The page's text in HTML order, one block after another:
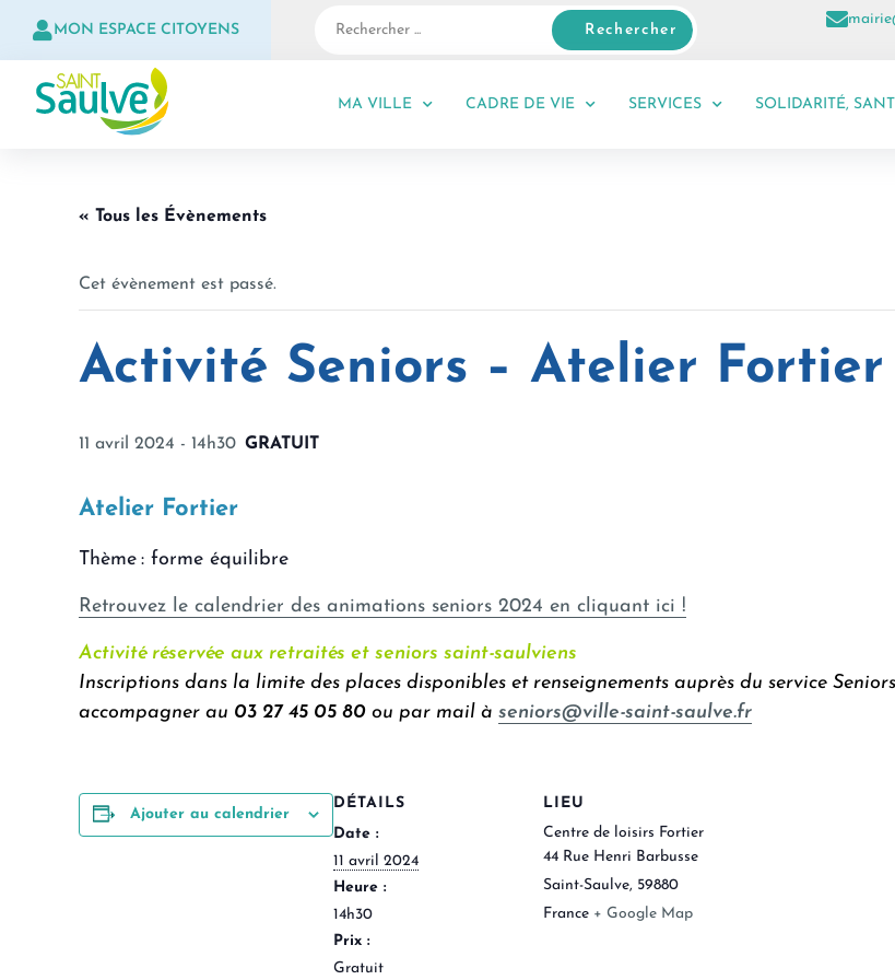
MON ESPACE CITOYENS Rechercher
MA VILLE CADRE DE VIE SERVICES SOLIDARITÉ,
« Tous les Évènements
Cet évènement est passé.
Activité Seniors – Atelier Fortier
11 avril 2024 - 14h30 GRATUIT
Atelier Fortier
Thème : forme équilibre
Retrouvez le calendrier des animations seniors 2024 en cliquant ici !
Activité réservée aux retraités et seniors saint-saulviens
Inscriptions dans la limite des places disponibles et renseignements auprès du service
accompagner au 03 27 45 05 80 ou par mail à seniors@ville-saint-saulve.fr
Ajouter au calendrier
DÉTAILS
Date :
11 avril 2024
Heure :
14h30
Prix :
Gratuit
LIEU
Centre de loisirs Fortier
44 Rue Henri Barbusse
Saint-Saulve, 59880
France + Google Map